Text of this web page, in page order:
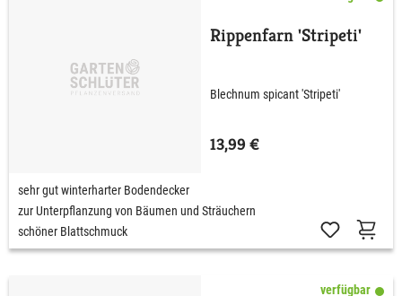
Rippenfarn 'Stripeti'
Blechnum spicant 'Stripeti'
13,99 €
sehr gut winterharter Bodendecker
zur Unterpflanzung von Bäumen und Sträuchern
schöner Blattschmuck
verfügbar